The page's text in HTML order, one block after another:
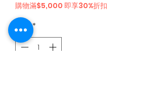
購物滿$5,000 即享30%折扣
수량 *